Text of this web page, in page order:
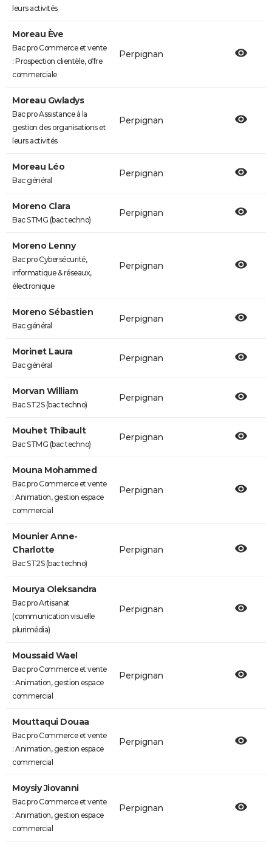
leurs activités
Moreau Ève
Bac pro Commerce et vente
: Prospection clientèle, offre
commerciale
Perpignan
Moreau Gwladys
Bac pro Assistance à la
gestion des organisations et
leurs activités
Perpignan
Moreau Léo
Bac général
Perpignan
Moreno Clara
Bac STMG (bac techno)
Perpignan
Moreno Lenny
Bac pro Cybersécurité,
informatique & réseaux,
électronique
Perpignan
Moreno Sébastien
Bac général
Perpignan
Morinet Laura
Bac général
Perpignan
Morvan William
Bac ST2S (bac techno)
Perpignan
Mouhet Thibault
Bac STMG (bac techno)
Perpignan
Mouna Mohammed
Bac pro Commerce et vente
: Animation, gestion espace
commercial
Perpignan
Mounier Anne-
Charlotte
Bac ST2S (bac techno)
Perpignan
Mourya Oleksandra
Bac pro Artisanat
(communication visuelle
plurimédia)
Perpignan
Moussaid Wael
Bac pro Commerce et vente
: Animation, gestion espace
commercial
Perpignan
Mouttaqui Douaa
Bac pro Commerce et vente
: Animation, gestion espace
commercial
Perpignan
Moysiy Jiovanni
Bac pro Commerce et vente
: Animation, gestion espace
commercial
Perpignan